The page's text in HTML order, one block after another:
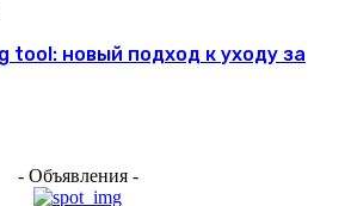
tool: новый подход к уходу за
- Объявления -